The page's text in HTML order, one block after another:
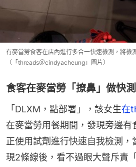
有麥當勞食客在店內進行多合一快速檢測，將檢
（「threads＠cindyacheung」圖片）
食客在麥當勞「撩鼻」做快測
「DLXM，點部署」，該女生在
在麥當勞用餐期間，發現旁邊有
正使用試劑進行快速自我檢測，
現2條線後，看不過眼大聲斥責